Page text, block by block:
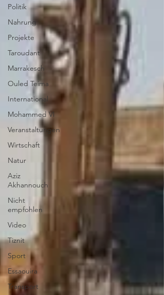
Politik
Nahrung
Projekte
Taroudant
Marrakesch
Ouled Teima
International
Mohammed VI
Veranstaltungen
Wirtschaft
Natur
Aziz
Akhannouch
Nicht
empfohlen
Video
Tiznit
Sport
Essaouira
Transport